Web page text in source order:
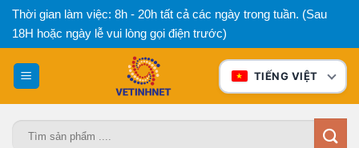
Bỏ
qua
nội
dung
Thời gian làm việc: 8h - 20h tất cả các ngày trong tuần. (Sau
18H hoặc ngày lễ vui lòng gọi điện trước)
TIẾNG VIỆT